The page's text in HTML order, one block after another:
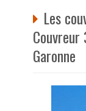
Les
Garonne